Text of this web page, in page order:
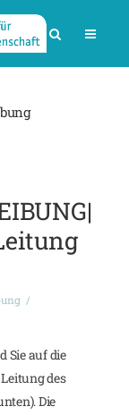
Sie auf die
des
Die